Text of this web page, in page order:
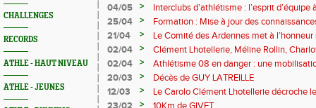
CHALLENGES
RECORDS
ATHLE - HAUT NIVEAU
ATHLE - JEUNES
04/05
>
Interclubs d’athlétisme : l’esprit d’équipe
rempart contre la sédentarité des jeunes
25/04 >
Formation : Mise à jour des
M372)
21/04 >
Le Comité des Ardennes met à
02/04
>
Clément Lhotellerie, Méline Rollin,
prolifique pour les coureurs ardennais
02/04 >
Athlétisme 08 en danger : une
20/03
>
Décès de GUY LATREILLE
12/03
>
Le Carolo Clément Lhotellerie décroche
master de cross-country
>